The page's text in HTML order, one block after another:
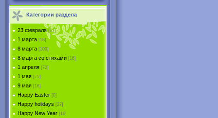
Категории раздела
23 февраля [67]
1 марта [18]
8 марта [109]
8 марта со стихами [16]
1 апреля [72]
1 мая [75]
9 мая [16]
Happy Easter [0]
Happy holidays [27]
Happy New Year [16]